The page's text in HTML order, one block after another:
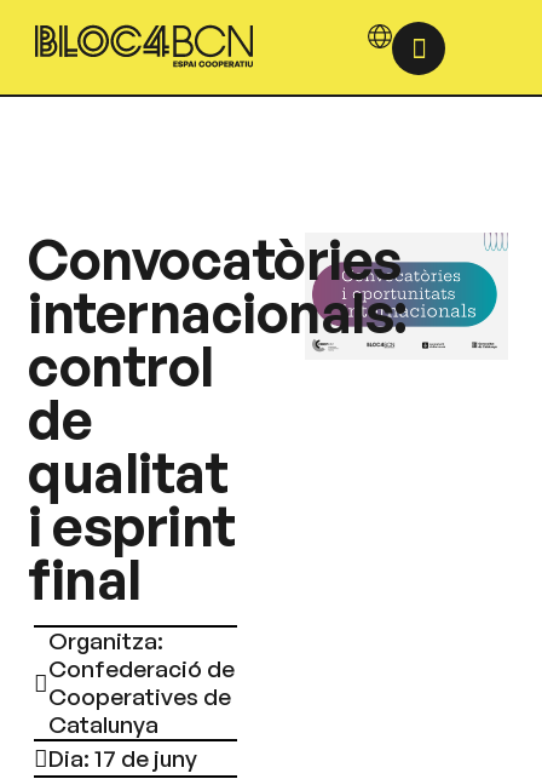
Convocatòries
internacionals:
control
de
qualitat
i esprint
final
Organitza:
Confederació de
Cooperatives de
Catalunya
Dia: 17 de juny